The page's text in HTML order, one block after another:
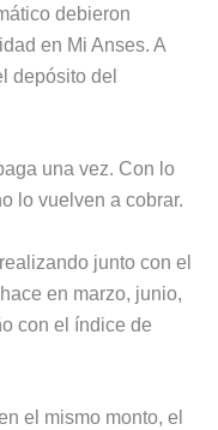
debieron
en Mi Anses. A
depósito del
una vez. Con lo
lo vuelven a cobrar.
junto con el
en marzo, junio,
con el índice de
el mismo monto, el